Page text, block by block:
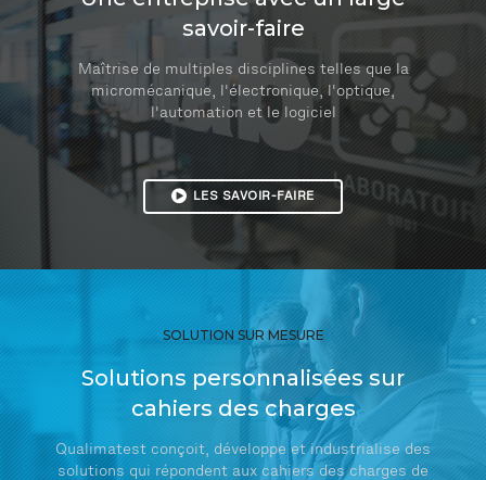
savoir-faire
Maîtrise de multiples disciplines telles que la
micromécanique, l'électronique, l'optique,
l'automation et le logiciel
LES SAVOIR-FAIRE
SOLUTION SUR MESURE
Solutions personnalisées sur
cahiers des charges
Qualimatest conçoit, développe et industrialise des
solutions qui répondent aux cahiers des charges de